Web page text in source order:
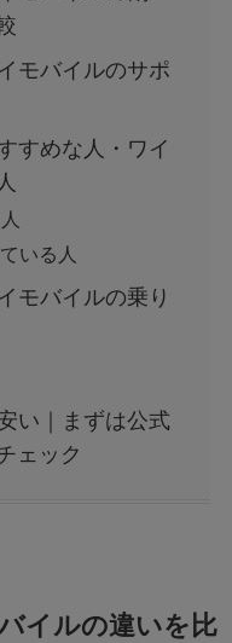
モバイルのサポ
すめな人・ワイ
いる人
モバイルの乗り
い｜まずは公式
ェック
イルの違いを比